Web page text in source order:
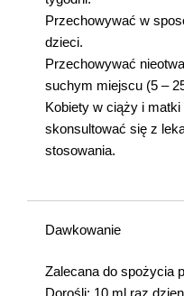
Przechowywać w
dzieci.
Przechowywać
suchym miejscu (5 –
Kobiety w ciąży i
skonsultować się z
stosowania.
Dawkowanie
Zalecana do spożycia
Dorośli: 10 ml raz